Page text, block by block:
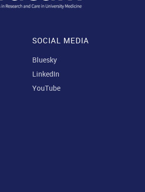
SOCIAL MEDIA
Bluesky
LinkedIn
YouTube